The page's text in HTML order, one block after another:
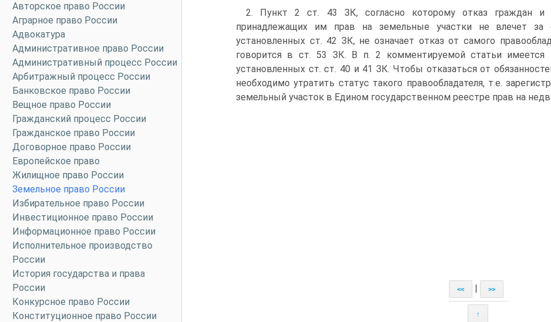
Авторское право России
Аграрное право России
Адвокатура
Административное право России
Административный процесс России
Арбитражный процесс России
Банковское право России
Вещное право России
Гражданский процесс России
Гражданское право России
Договорное право России
Европейское право
Жилищное право России
Земельное право России
Избирательное право России
Инвестиционное право России
Информационное право России
Исполнительное производство
России
История государства и права
России
Конкурсное право России
Конституционное право России
2. Пункт 2 ст. 43 ЗК, согласно которому отказ граждан и
принадлежащих им прав на земельные участки не влечет за
установленных ст. 42 ЗК, не означает отказ от самого
говорится в ст. 53 ЗК. В п. 2 комментируемой статьи
установленных ст. ст. 40 и 41 ЗК. Чтобы отказаться от
необходимо утратить статус такого правообладателя, т.е.
земельный участок в Едином государственном реестре прав на
<< >>
↑